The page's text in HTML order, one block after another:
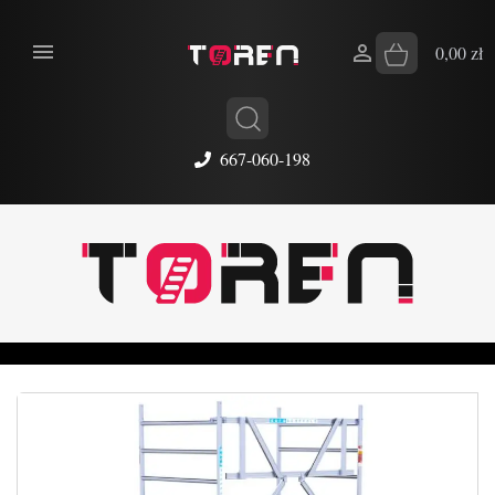
667-060-198
 0,00 zł
